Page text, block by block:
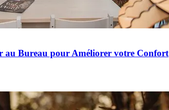
au Bureau pour Améliorer votre Confort